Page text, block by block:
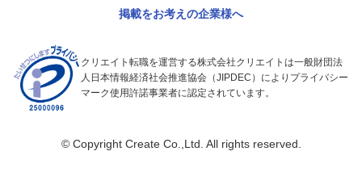
掲載をお考えの企業様へ
クリエイト転職を運営する株式会社クリエイトは一般財団法
人日本情報経済社会推進協会（JIPDEC）によりプライバシー
マーク使用許諾事業者に認定されています。
© Copyright Create Co.,Ltd. All rights reserved.